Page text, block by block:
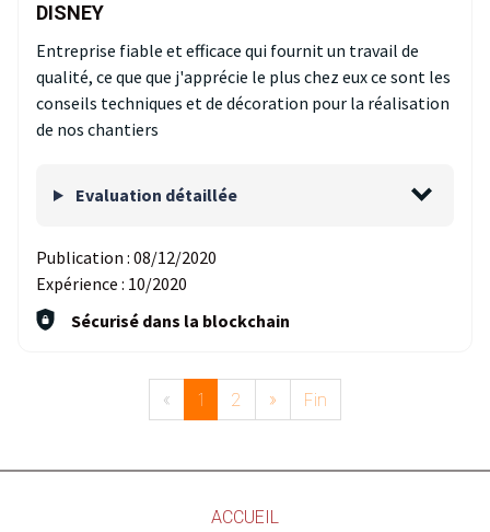
DISNEY
Entreprise fiable et efficace qui fournit un travail de
qualité, ce que que j'apprécie le plus chez eux ce sont les
conseils techniques et de décoration pour la réalisation
de nos chantiers
Evaluation détaillée
Publication : 08/12/2020
Expérience : 10/2020
Sécurisé dans la blockchain
« 1 2 » Fin
ACCUEIL